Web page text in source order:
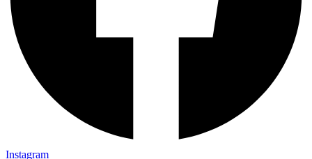
Instagram